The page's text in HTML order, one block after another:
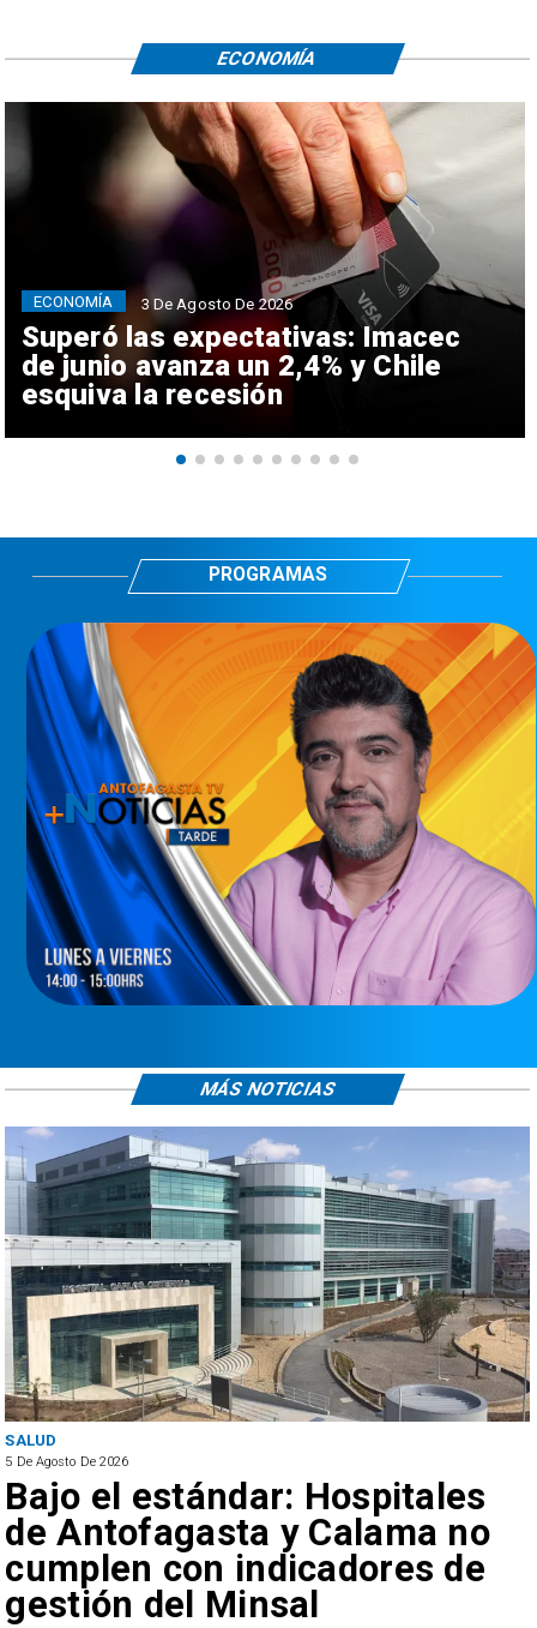
Superó las expectativas: Imacec
de junio avanza un 2,4% y Chile
esquiva la recesión
ECONOMÍA 3 De Agosto De 2026
ECONOMÍA
PROGRAMAS
SALUD
5 De Agosto De 2026
Bajo el estándar: Hospitales
de Antofagasta y Calama no
cumplen con indicadores de
gestión del Minsal
MÁS NOTICIAS